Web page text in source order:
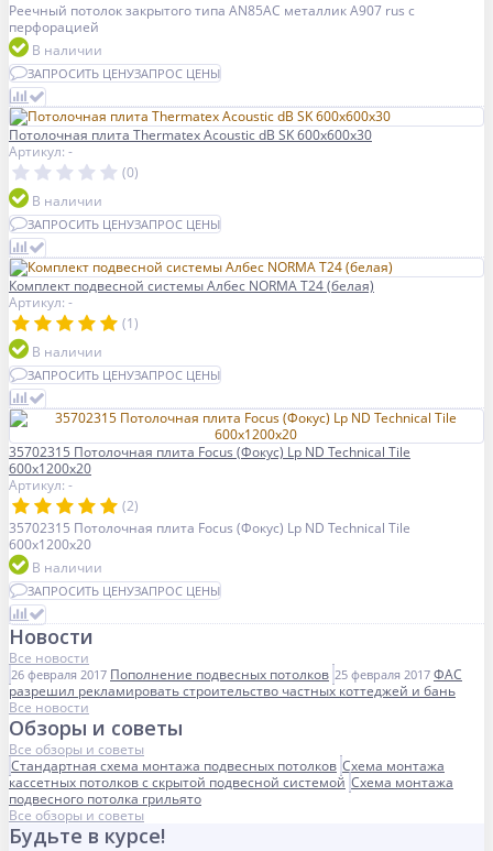
Реечный потолок закрытого типа AN85AС металлик А907 rus с
перфорацией
В наличии
ЗАПРОСИТЬ ЦЕНУЗАПРОС ЦЕНЫ
Потолочная плита Thermatex Acoustic dB SK 600x600x30
Артикул: -
(0)
В наличии
ЗАПРОСИТЬ ЦЕНУЗАПРОС ЦЕНЫ
Комплект подвесной системы Албес NORMA Т24 (белая)
Артикул: -
(1)
В наличии
ЗАПРОСИТЬ ЦЕНУЗАПРОС ЦЕНЫ
35702315 Потолочная плита Focus (Фокус) Lp ND Technical Tile
600x1200x20
Артикул: -
(2)
35702315 Потолочная плита Focus (Фокус) Lp ND Technical Tile
600x1200x20
В наличии
ЗАПРОСИТЬ ЦЕНУЗАПРОС ЦЕНЫ
Новости
Все новости
26 февраля 2017 Пополнение подвесных потолков 25 февраля 2017 ФАС
разрешил рекламировать строительство частных коттеджей и бань
Все новости
Обзоры и советы
Все обзоры и советы
Стандартная схема монтажа подвесных потолков Схема монтажа
кассетных потолков с скрытой подвесной системой Схема монтажа
подвесного потолка грильято
Все обзоры и советы
Будьте в курсе!